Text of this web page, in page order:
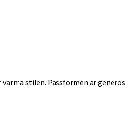
stilen. Passformen är generös